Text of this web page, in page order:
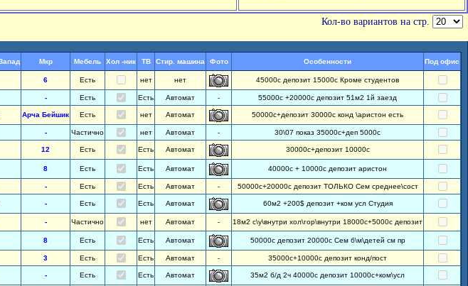
Кол-во вариантов на стр.
Мкр Мебель Хол -ник ТВ Стир. машина Фото Особенности Под офис
6 Есть нет нет 45000с депозит 15000с Кроме студентов
- Есть Есть Автомат - 55000с +20000с депозит 51м2 1й заезд
Арча Бейшик Есть нет Автомат 50000с+депозит 30000с конд \аристон есть
- Частично нет Автомат - 30\07 показ 35000с+деп 5000с
12 Есть Есть Автомат 30000с+депозит 10000с
8 Есть Есть Автомат 40000с + 10000с депозит аристон
- Есть Есть Автомат - 50000с+20000с депозит ТОЛЬКО Сем среднее\сост
- Есть Есть Автомат 60м2 +200$ депозит +ком усл Студия
- Частично нет Автомат - 18м2 с\у\внутри хол\гор\внутри 18000с+5000с депозит
8 Есть Есть Автомат 50000с депозит 20000с Сем б\м\детей см пр
3 Есть Есть Автомат - 35000с+10000с депозит конд/пост
- Есть Есть Автомат 35м2 б/д 2ч 40000с депозит 10000с+ком\усл